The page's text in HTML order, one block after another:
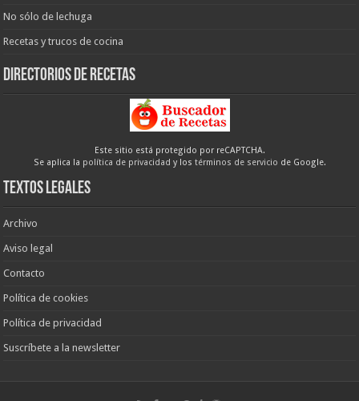
No sólo de lechuga
Recetas y trucos de cocina
Directorios de recetas
Este sitio está protegido por reCAPTCHA.
Se aplica la política de privacidad y los términos de servicio de Google.
Textos legales
Archivo
Aviso legal
Contacto
Política de cookies
Política de privacidad
Suscríbete a la newsletter